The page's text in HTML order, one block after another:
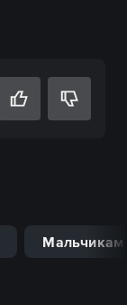
Мальчикам